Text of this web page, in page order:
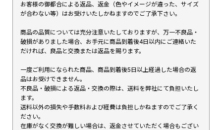
お客様の御都合による返品、返金（色やイメージが違った、サイズ
が合わない等）はお受けいたしかねますのでご了承下さい。
商品の品質については充分注意いたしておりますが、万一不良品・
破損がありました場合、お手元に商品到着後4日以内にご連絡いた
だければ、良品と交換または返品を賜ります。
一度ご利用になられた商品、商品到着後5日以上経過した場合の返
品はお受けできません。
不良品・破損による返品・交換の際は、送料を弊社にて負担いたし
ます。
送料以外の損失や手数料および経費は負担しかねますのでご了承く
ださい。
在庫がなく交換が難しい場合は、返金させていただく場合もござい